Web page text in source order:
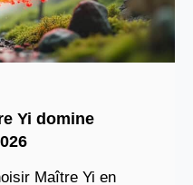
Yi domine
Maître Yi en